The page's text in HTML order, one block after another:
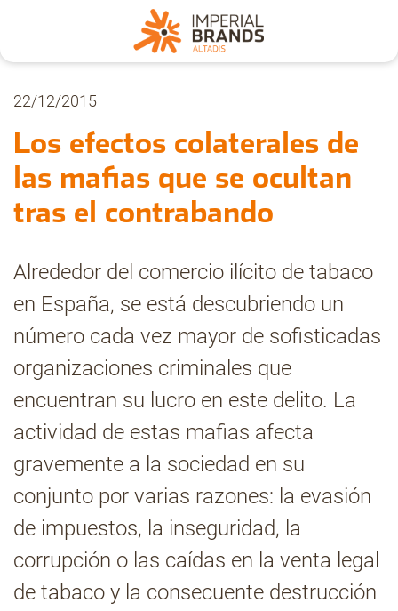
Nosotros
Secciones
Denuncia
Pregúntanos
Archivo
Estadísticas CMT
Contacto
22/12/2015
Los efectos colaterales de
las mafias que se ocultan
tras el contrabando
Alrededor del comercio ilícito de tabaco
en España, se está descubriendo un
número cada vez mayor de sofisticadas
organizaciones criminales que
encuentran su lucro en este delito. La
actividad de estas mafias afecta
gravemente a la sociedad en su
conjunto por varias razones: la evasión
de impuestos, la inseguridad, la
corrupción o las caídas en la venta legal
de tabaco y la consecuente destrucción